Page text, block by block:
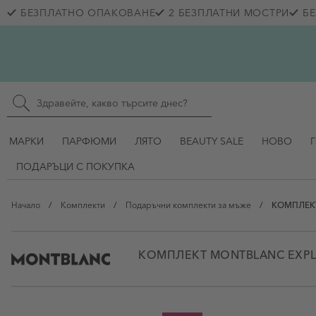
Прескачане към съдържанието
Skip to main content
БЕЗПЛАТНО ОПАКОВАНЕ 2 БЕЗПЛАТНИ МОСТРИ
Търсене в сайта
МАРКИ ПАРФЮМИ ЛЯТО BEAUTY SALE НОВО
ПОДАРЪЦИ С ПОКУПКА
Начало / Комплекти / Подаръчни комплекти за мъже / КОМПЛЕКТ
КОМПЛЕКТ MONTBLANC